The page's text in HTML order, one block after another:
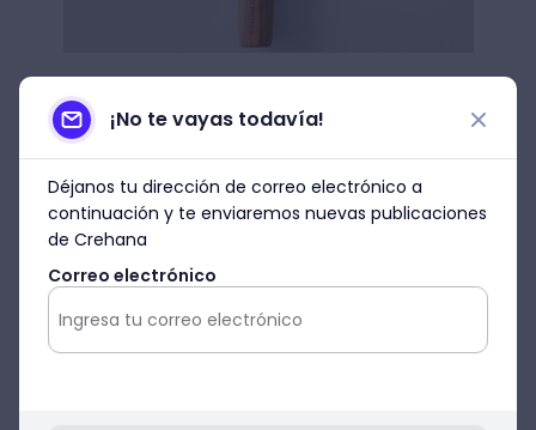
Imagen: williams-sonoma.com
Moldes para repostería
Ayeisha Arguilez recomienda comprar los
moldes redondos para empezar tus
primeras recetas. Este utensilio de cocina
para repostería es un básico al momento
de trabajar tusprimeros postres
saludableso tradicionales.
¡No te vayas todavía!
Déjanos tu dirección de correo electrónico a
continuación y te enviaremos nuevas publicaciones
de Crehana
Correo electrónico